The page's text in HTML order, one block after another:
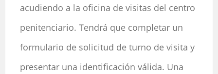
acudiendo a la oficina de visitas del centro
penitenciario. Tendrá que completar un
formulario de solicitud de turno de visita y
presentar una identificación válida. Una